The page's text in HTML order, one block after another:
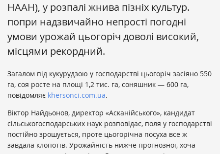
НААН), у розпалі жнива пізніх культур.
попри надзвичайно непрості погодні
умови урожай цьогоріч доволі високий,
місцями рекордний.
Загалом під кукурудзою у господарстві цьогоріч засіяно 550
га, соя росте на площі 1,2 тис. га, соняшник — 600 га,
повідомляє khersonci.com.ua.
Віктор Найдьонов, директор «Асканійського», кандидат
сільськогосподарських наук розповідає, поля у господарстві
постійно зрошується, проте цьогорічна посуха все ж
завдала клопотів. Урожайність нижче прогнозної, хоча